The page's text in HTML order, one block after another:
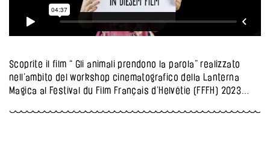
Scoprite il film “ Gli animali prendono la parola” realizzato
nell’ambito del workshop cinematografico della Lanterna
Magica al Festival du Film Français d’Helvétie (FFFH) 2023…